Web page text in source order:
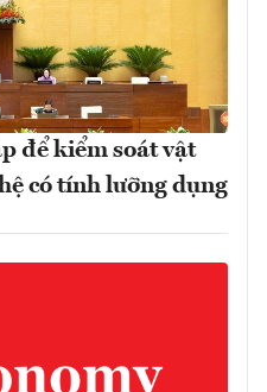
để kiểm soát vật
có tính lưỡng dụng